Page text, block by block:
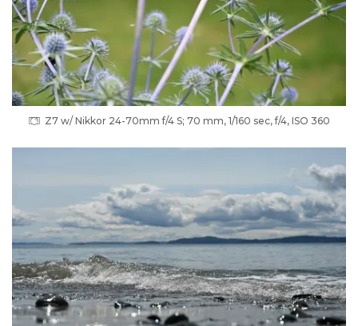
Z7 w/ Nikkor 24-70mm f/4 S; 70 mm, 1/160 sec, f/4, ISO 360